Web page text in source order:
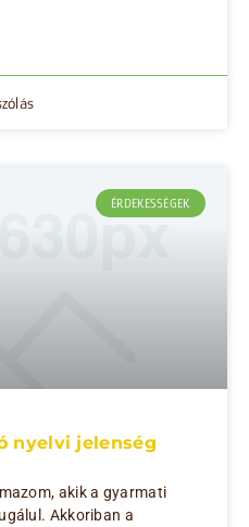
ÉRDEKESSÉGEK
nyelvi jelenség
akik a gyarmati
Akkoriban a